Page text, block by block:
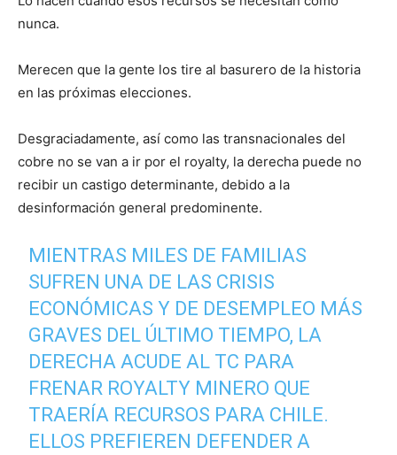
nunca.
Merecen que la gente los tire al basurero de la historia
en las próximas elecciones.
Desgraciadamente, así como las transnacionales del
cobre no se van a ir por el royalty, la derecha puede no
recibir un castigo determinante, debido a la
desinformación general predominente.
MIENTRAS MILES DE FAMILIAS
SUFREN UNA DE LAS CRISIS
ECONÓMICAS Y DE DESEMPLEO MÁS
GRAVES DEL ÚLTIMO TIEMPO, LA
DERECHA ACUDE AL TC PARA
FRENAR ROYALTY MINERO QUE
TRAERÍA RECURSOS PARA CHILE.
ELLOS PREFIEREN DEFENDER A